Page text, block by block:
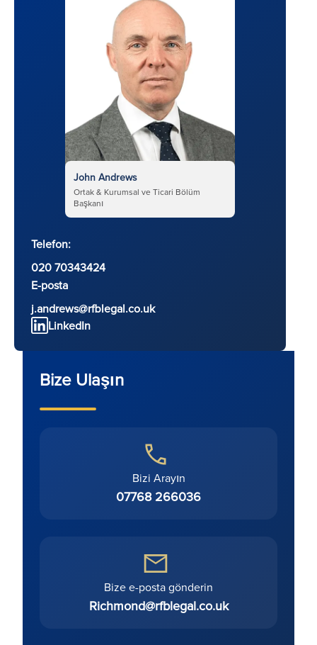
John Andrews
Ortak & Kurumsal ve Ticari Bölüm
Başkanı
Telefon:
020 70343424
E-posta
j.andrews@rfblegal.co.uk
LinkedIn
Bize Ulaşın
Bizi Arayın
07768 266036
Bize e-posta gönderin
Richmond@rfblegal.co.uk